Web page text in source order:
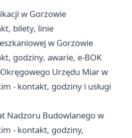
w Gorzowie
bilety, linie
w Gorzowie
godziny, awarie, e-BOK
Urzędu Miar w
- kontakt, godziny i usługi
Nadzoru Budowlanego w
- kontakt, godziny,